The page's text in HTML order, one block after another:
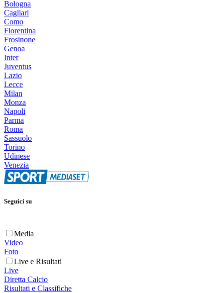
Bologna
Cagliari
Como
Fiorentina
Frosinone
Genoa
Inter
Juventus
Lazio
Lecce
Milan
Monza
Napoli
Parma
Roma
Sassuolo
Torino
Udinese
Venezia
Seguici su
Media
Video
Foto
Live e Risultati
Live
Diretta Calcio
Risultati e Classifiche